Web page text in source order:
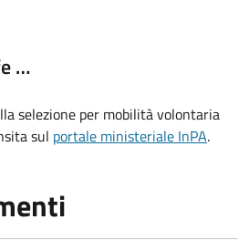
…
selezione per mobilità volontaria
sul portale ministeriale InPA.